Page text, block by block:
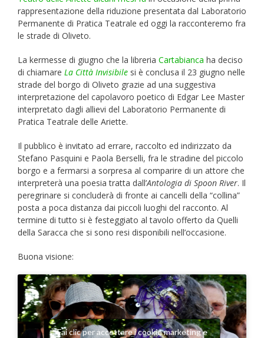
rappresentazione della riduzione presentata dal Laboratorio
Permanente di Pratica Teatrale ed oggi la racconteremo fra
le strade di Oliveto.
La kermesse di giugno che la libreria Cartabianca ha deciso
di chiamare La Città Invisibile si è conclusa il 23 giugno nelle
strade del borgo di Oliveto grazie ad una suggestiva
interpretazione del capolavoro poetico di Edgar Lee Master
interpretato dagli allievi del Laboratorio Permanente di
Pratica Teatrale delle Ariette.
Il pubblico è invitato ad errare, raccolto ed indirizzato da
Stefano Pasquini e Paola Berselli, fra le stradine del piccolo
borgo e a fermarsi a sorpresa al comparire di un attore che
interpreterà una poesia tratta dall’Antologia di Spoon River. Il
peregrinare si concluderà di fronte ai cancelli della “collina”
posta a poca distanza dai piccoli luoghi del racconto. Al
termine di tutto si è festeggiato al tavolo offerto da Quelli
della Saracca che si sono resi disponibili nell’occasione.
Buona visione:
Fai clic per accettare i cookie marketing e